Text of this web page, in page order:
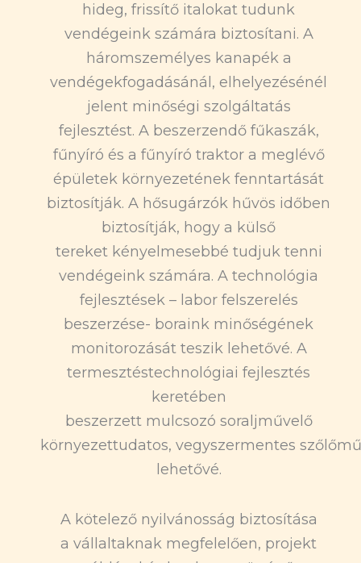
hideg, frissítő italokat tudunk
vendégeink számára biztosítani. A
háromszemélyes kanapék a
vendégekfogadásánál, elhelyezésénél
jelent minőségi szolgáltatás
fejlesztést. A beszerzendő fűkaszák,
fűnyíró és a fűnyíró traktor a meglévő
épületek környezetének fenntartását
biztosítják. A hősugárzók hűvös időben
biztosítják, hogy a külső
tereket kényelmesebbé tudjuk tenni
vendégeink számára. A technológia
fejlesztések – labor felszerelés
beszerzése- boraink minőségének
monitorozását teszik lehetővé. A
termesztéstechnológiai fejlesztés
keretében
beszerzett mulcsozó soraljművelő
környezettudatos, vegyszermentes
lehetővé.
A kötelező nyilvánosság biztosítása
a vállaltaknak megfelelően, projekt